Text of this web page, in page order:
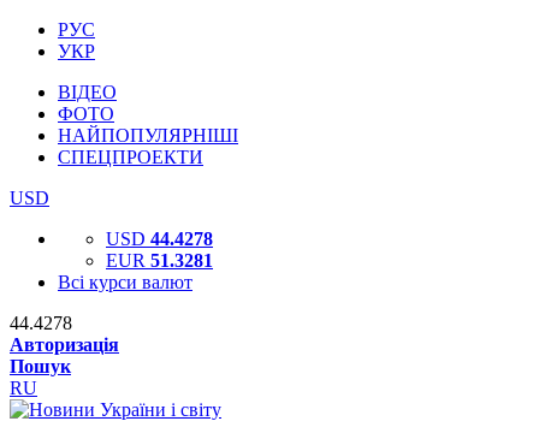
РУС
УКР
ВІДЕО
ФОТО
НАЙПОПУЛЯРНІШІ
СПЕЦПРОЕКТИ
USD
USD 44.4278
EUR 51.3281
Всі курси валют
44.4278
Авторизація
Пошук
RU